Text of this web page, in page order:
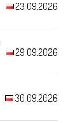
23.09.2026
29.09.2026
30.09.2026